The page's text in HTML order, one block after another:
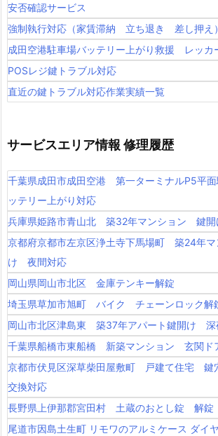
安否確認サービス
強制執行対応（家賃滞納 立ち退き 差し押え）
成田空港駐車場バッテリー上がり救援 レッカ
POSレジ鍵トラブル対応
直近の鍵トラブル対応作業実績一覧
サービスエリア情報 修理履歴
千葉県成田市成田空港 第一ターミナルP5
ッテリー上がり対応
兵庫県姫路市青山北 築32年マンション 鍵開
京都府京都市左京区浄土寺下馬場町 築24年
け 夜間対応
岡山県岡山市北区 金庫テンキー解錠
埼玉県草加市旭町 バイク チェーンロック解
岡山市北区津島東 築37年アパート鍵開け 深
千葉県船橋市東船橋 新築マンション 玄関ド
京都市伏見区深草柴田屋敷町 戸建て住宅 鍵
交換対応
長野県上伊那郡宮田村 土蔵のおとし錠 解錠
尾道市因島土生町 リモワのアルミケース ダイ